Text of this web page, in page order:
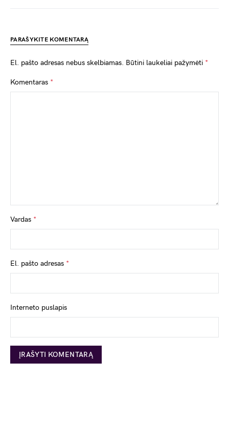
PARAŠYKITE KOMENTARĄ
El. pašto adresas nebus skelbiamas. Būtini laukeliai pažymėti *
Komentaras *
Vardas *
El. pašto adresas *
Interneto puslapis